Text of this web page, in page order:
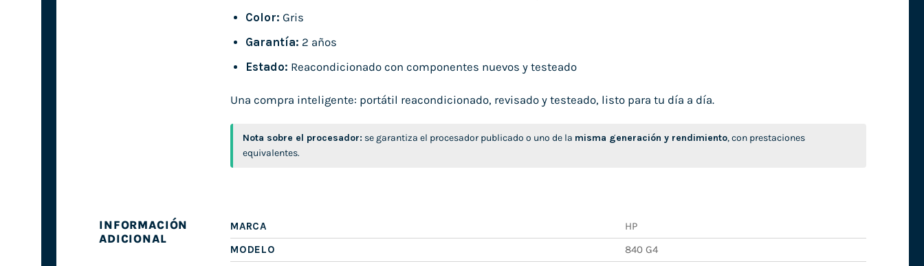
Color: Gris
Garantía: 2 años
Estado: Reacondicionado con componentes nuevos y testeado
Una compra inteligente: portátil reacondicionado, revisado y testeado, listo para tu día a día.
Nota sobre el procesador: se garantiza el procesador publicado o uno de la misma generación y rendimiento, con prestaciones
equivalentes.
INFORMACIÓN
ADICIONAL
MARCA
HP
MODELO
840 G4